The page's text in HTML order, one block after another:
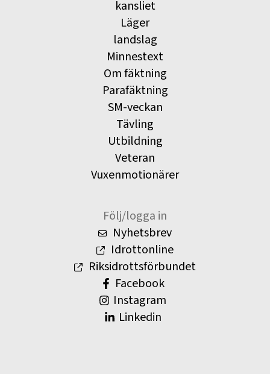
kansliet
Läger
landslag
Minnestext
Om fäktning
Parafäktning
SM-veckan
Tävling
Utbildning
Veteran
Vuxenmotionärer
Följ/logga in
Nyhetsbrev
Idrottonline
Riksidrottsförbundet
Facebook
Instagram
Linkedin